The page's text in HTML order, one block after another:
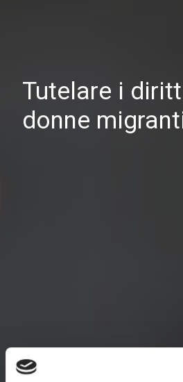
Tutelare i
donne